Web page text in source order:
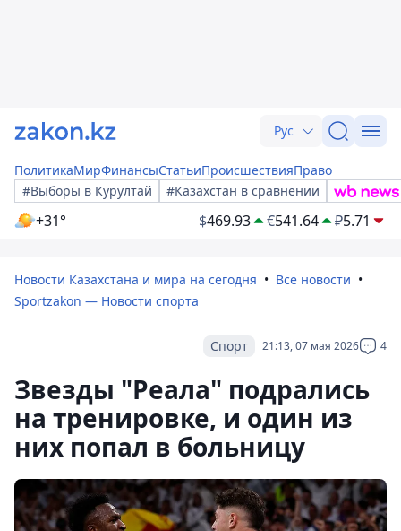
Рус
ПолитикаМирФинансыСтатьиПроисшествияПраво
#Выборы в Курултай
#Казахстан в сравнении
+31° $469.93 €541.64 ₽5.71
Новости Казахстана и мира на сегодня
Все новости
Sportzakon — Новости спорта
21:13, 07 мая 2026 4
Спорт
Звезды "Реала" подрались
на тренировке, и один из
них попал в больницу